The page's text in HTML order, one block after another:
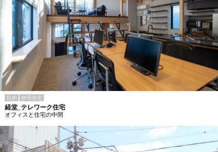
目的 併用住宅
経堂_テレワーク住宅
オフィスと住宅の中間